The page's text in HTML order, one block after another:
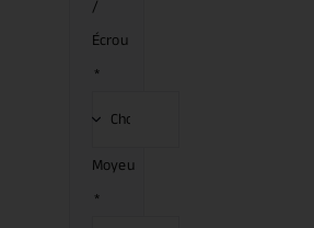
Écrou
*
Moyeu
*